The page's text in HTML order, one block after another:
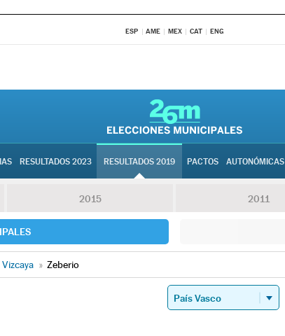
ESP AME MEX CAT ENG
RESULTADOS 2023 RESULTADOS 2019 PACTOS AUTONÓMICAS
2015 2011
Vizcaya » Zeberio